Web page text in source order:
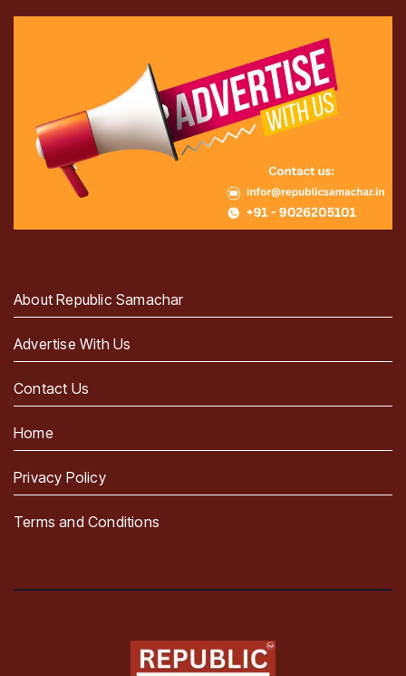
About Republic Samachar
Advertise With Us
Contact Us
Home
Privacy Policy
Terms and Conditions